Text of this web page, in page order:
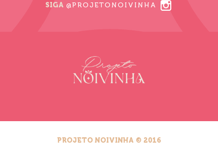
SIGA @PROJETONOIVINHA
PROJETO NOIVINHA © 2016